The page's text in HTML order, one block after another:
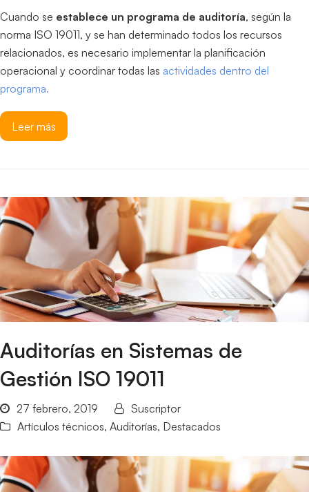
Cuando se establece un programa de auditoría, según la
norma ISO 19011, y se han determinado todos los recursos
relacionados, es necesario implementar la planificación
operacional y coordinar todas las actividades dentro del
programa.
Leer más
Auditorías en Sistemas de
Gestión ISO 19011
27 febrero, 2019
Suscriptor
Artículos técnicos, Auditorías, Destacados